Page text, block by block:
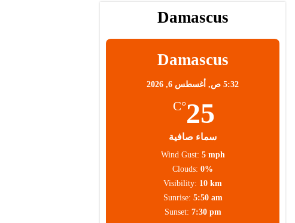
Damascus
Damascus
5:32 ص, أغسطس 6, 2026
25
°C
سماء صافية
Wind Gust: 5 mph
Clouds: 0%
Visibility: 10 km
Sunrise: 5:50 am
Sunset: 7:30 pm